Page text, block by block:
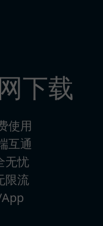
下载
使用
互通
无忧
限流